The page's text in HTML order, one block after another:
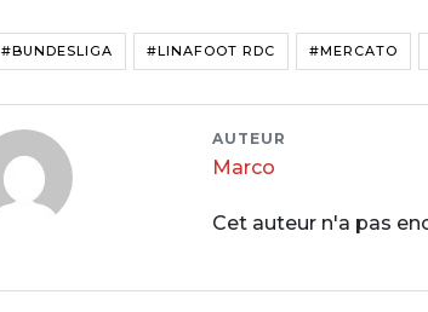
#BUNDESLIGA #LINAFOOT RDC #MERCATO
AUTEUR
Marco
Cet auteur n'a pas